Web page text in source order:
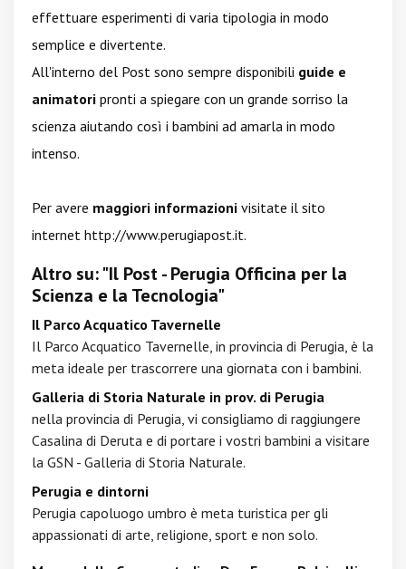
effettuare esperimenti di varia tipologia in modo
semplice e divertente.
All'interno del Post sono sempre disponibili guide e
animatori pronti a spiegare con un grande sorriso la
scienza aiutando così i bambini ad amarla in modo
intenso.
Per avere maggiori informazioni visitate il sito
internet http://www.perugiapost.it.
Altro su: "Il Post - Perugia Officina per la
Scienza e la Tecnologia"
Il Parco Acquatico Tavernelle
Il Parco Acquatico Tavernelle, in provincia di Perugia, è la
meta ideale per trascorrere una giornata con i bambini.
Galleria di Storia Naturale in prov. di Perugia
nella provincia di Perugia, vi consigliamo di raggiungere
Casalina di Deruta e di portare i vostri bambini a visitare
la GSN - Galleria di Storia Naturale.
Perugia e dintorni
Perugia capoluogo umbro è meta turistica per gli
appassionati di arte, religione, sport e non solo.